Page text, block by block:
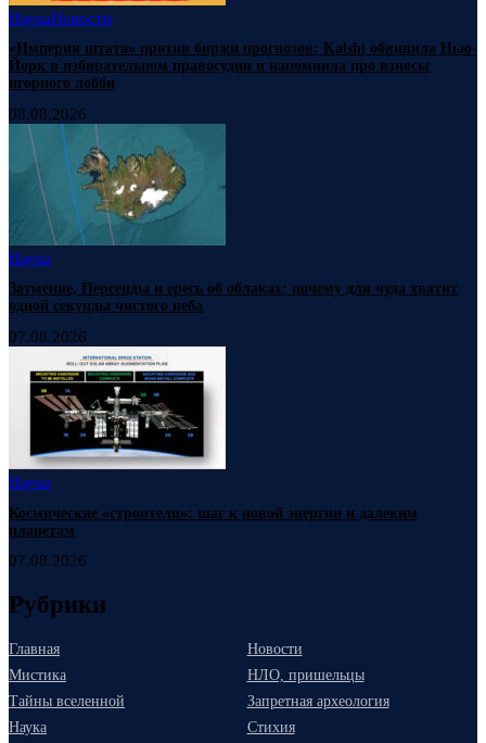
НаукаНовости
«Империя штата» против биржи прогнозов: Kalshi обвинила Нью-
Йорк в избирательном правосудии и напомнила про взносы
игорного лобби
08.08.2026
Наука
Затмение, Персеиды и ересь об облаках: почему для чуда хватит
одной секунды чистого неба
07.08.2026
Наука
Космические «строители»: шаг к новой энергии и далеким
планетам
07.08.2026
Рубрики
Главная
Новости
Мистика
НЛО, пришельцы
Тайны вселенной
Запретная археология
Наука
Стихия